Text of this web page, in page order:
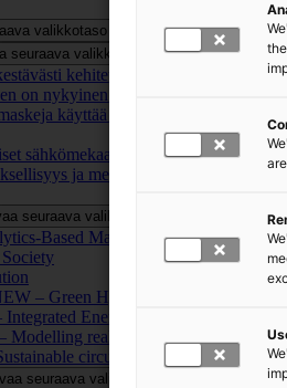
valikkotaso
seuraava valikkotaso
kehitetty maski on tärkeä?
on nykyinen ja tulevaisuuden
käyttää uudelleen ja kierrättää?
sähkömekaaniset
ja merkityksettömyys
seuraava valikkotaso
Based Management for Business
– Green Hydrogen and CO2 for
Energy Conversion Machinery
Modelling reality through simulation
circularity of inorganic
seuraava valikkotaso